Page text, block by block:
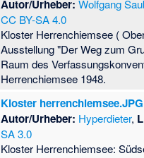
Autor/Urheber: Wolfgang
CC BY-SA 4.0
Kloster Herrenchiemsee (
Ausstellung "Der Weg zum
Raum des
Herrenchiemsee 1948.
Kloster herrenchiemsee.JPG
Autor/Urheber: Hyperdieter,
SA 3.0
Kloster Herrenchiemsee: